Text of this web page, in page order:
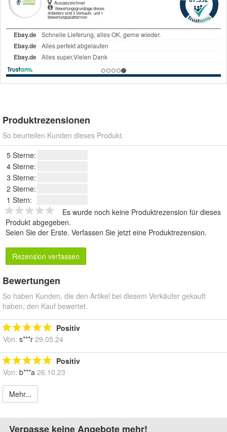
Produktrezensionen
So beurteilen Kunden dieses Produkt.
5 Sterne:
4 Sterne:
3 Sterne:
2 Sterne:
1 Stern:
Es wurde noch keine Produktrezension für dieses
Produkt abgegeben.
Seien Sie der Erste. Verfassen Sie jetzt eine Produktrezension.
Rezension verfassen
Bewertungen
So haben Kunden, die den Artikel bei diesem Verkäufer gekauft
haben, den Kauf bewertet.
Positiv
Von: s***r 29.05.24
Positiv
Von: b***a 26.10.23
Mehr...
Verpasse keine Angebote mehr!